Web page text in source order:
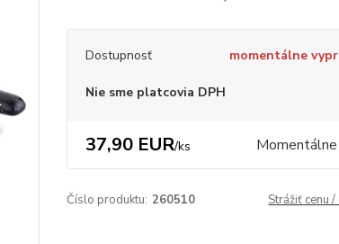
Dostupnosť momentálne
Nie sme platcovia DPH
37,90 EUR/ks Momentálne
Číslo produktu: 260510 Strážiť cenu